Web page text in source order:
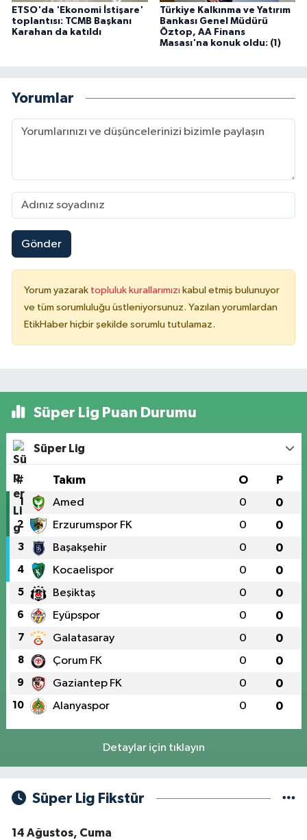
ETSO'da 'Ekonomi İstişare'
toplantısı: TCMB Başkanı
Karahan da katıldı
Türkiye Kalkınma ve Yatırım
Bankası Genel Müdürü
Öztop, AA Finans
Masası'na konuk oldu: (1)
Yorumlar
Gönder
Yorum yazarak topluluk kurallarımızı kabul etmiş bulunuyor
ve tüm sorumluluğu üstleniyorsunuz. Yazılan yorumlardan
EtikHaber hiçbir şekilde sorumlu tutulamaz.
Süper Lig Puan Durumu
Süper Lig
# Takım O P
1 Amed 0 0
2 Erzurumspor FK 0 0
3 Başakşehir 0 0
4 Kocaelispor 0 0
5 Beşiktaş 0 0
6 Eyüpspor 0 0
7 Galatasaray 0 0
8 Çorum FK 0 0
9 Gaziantep FK 0 0
10 Alanyaspor 0 0
Detaylar için tıklayın
Süper Lig Fikstür
14 Ağustos, Cuma